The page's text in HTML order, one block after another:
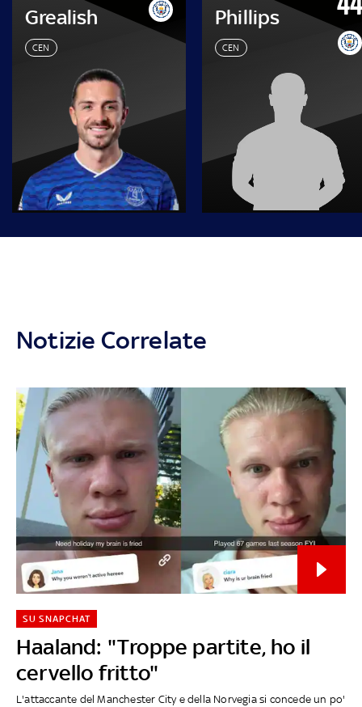
Grealish
CEN
Phillips
CEN
Notizie Correlate
Haaland: "Troppe partite, ho il
cervello fritto"
SU SNAPCHAT
L'attaccante del Manchester City e della Norvegia si concede un po'